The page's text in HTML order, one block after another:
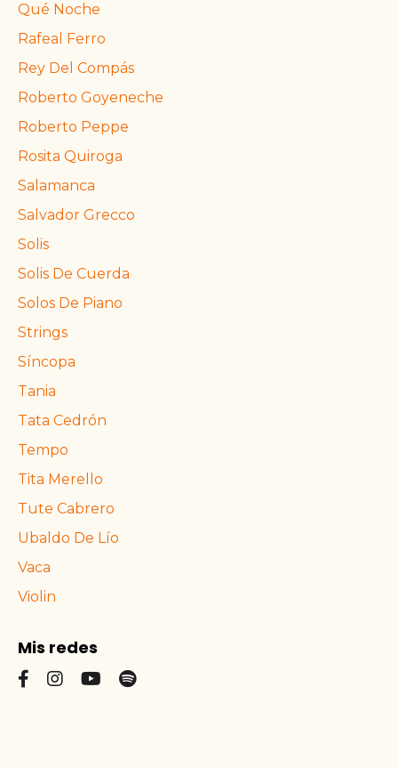
Qué Noche
Rafeal Ferro
Rey Del Compás
Roberto Goyeneche
Roberto Peppe
Rosita Quiroga
Salamanca
Salvador Grecco
Solis
Solis De Cuerda
Solos De Piano
Strings
Síncopa
Tania
Tata Cedrón
Tempo
Tita Merello
Tute Cabrero
Ubaldo De Lío
Vaca
Violin
Mis redes